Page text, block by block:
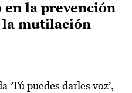
la prevención
la mutilación
puedes darles voz’,